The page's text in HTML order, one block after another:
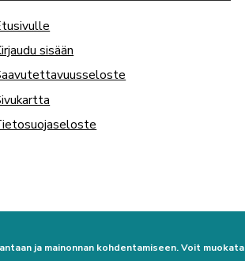
sisään
ja mainonnan kohdentamiseen. Voit muokata